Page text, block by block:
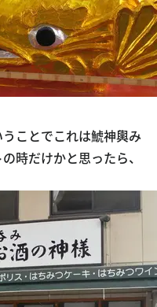
ことでこれは鯱神輿み
時だけかと思ったら、